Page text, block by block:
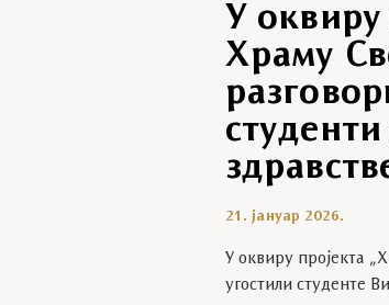
У
Храму
21. јануар 2026.
У оквиру пројекта
угостили студенте